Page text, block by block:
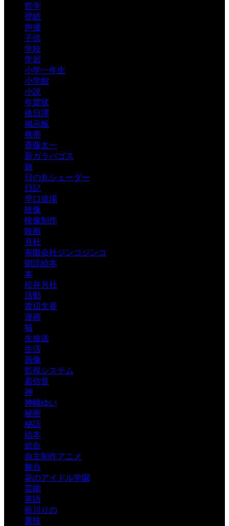
哲学
壁紙
声優
子供
学校
学習
小学一年生
小学館
小説
年賀状
後日譚
掲示板
携帯
斉藤太一
新ガラパゴス
旅
日の丸シェーダー
日記
早口道場
映像
映像制作
映画
月杜
有限会社ジンコジンコ
朗読絵本
本
松井月杜
活動
渡辺文香
漫画
猫
生放送
生活
画像
監視システム
着信音
神
神崎ゆい
秘密
秘話
絵本
総合
自主制作アニメ
舞台
花のアイドル学園
芸能
英語
藍川りの
裏技